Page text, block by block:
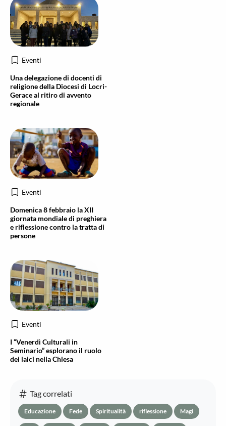
Eventi
Una delegazione di docenti di
religione della Diocesi di Locri-
Gerace al ritiro di avvento
regionale
Eventi
Domenica 8 febbraio la XII
giornata mondiale di preghiera
e riflessione contro la tratta di
persone
Eventi
I “Venerdì Culturali in
Seminario” esplorano il ruolo
dei laici nella Chiesa
Tag correlati
Educazione Fede Spiritualità riflessione Magi